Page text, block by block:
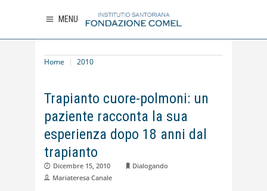
MENU
Home 2010
Trapianto cuore-polmoni: un
paziente racconta la sua
esperienza dopo 18 anni dal
trapianto
Dicembre 15, 2010
Dialogando
Mariateresa Canale